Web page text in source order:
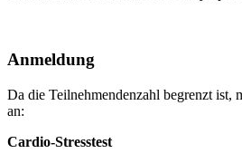
Anmeldung
Da die Teilnehmendenzahl begrenzt ist,
an:
Cardio-Stresstest